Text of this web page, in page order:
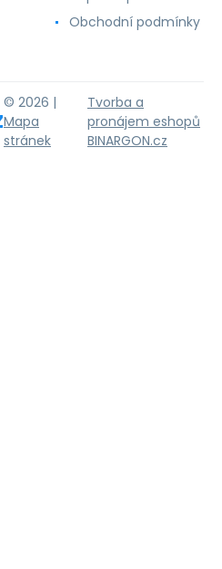
Obchodní podmínky
© 2026 |
Mapa
stránek
Tvorba a
pronájem eshopů
BINARGON.cz